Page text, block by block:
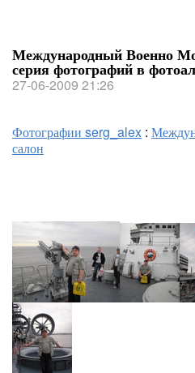
Международный Военно
серия фотографий в
27-06-2009 21:26
Фотографии serg_alex :
салон